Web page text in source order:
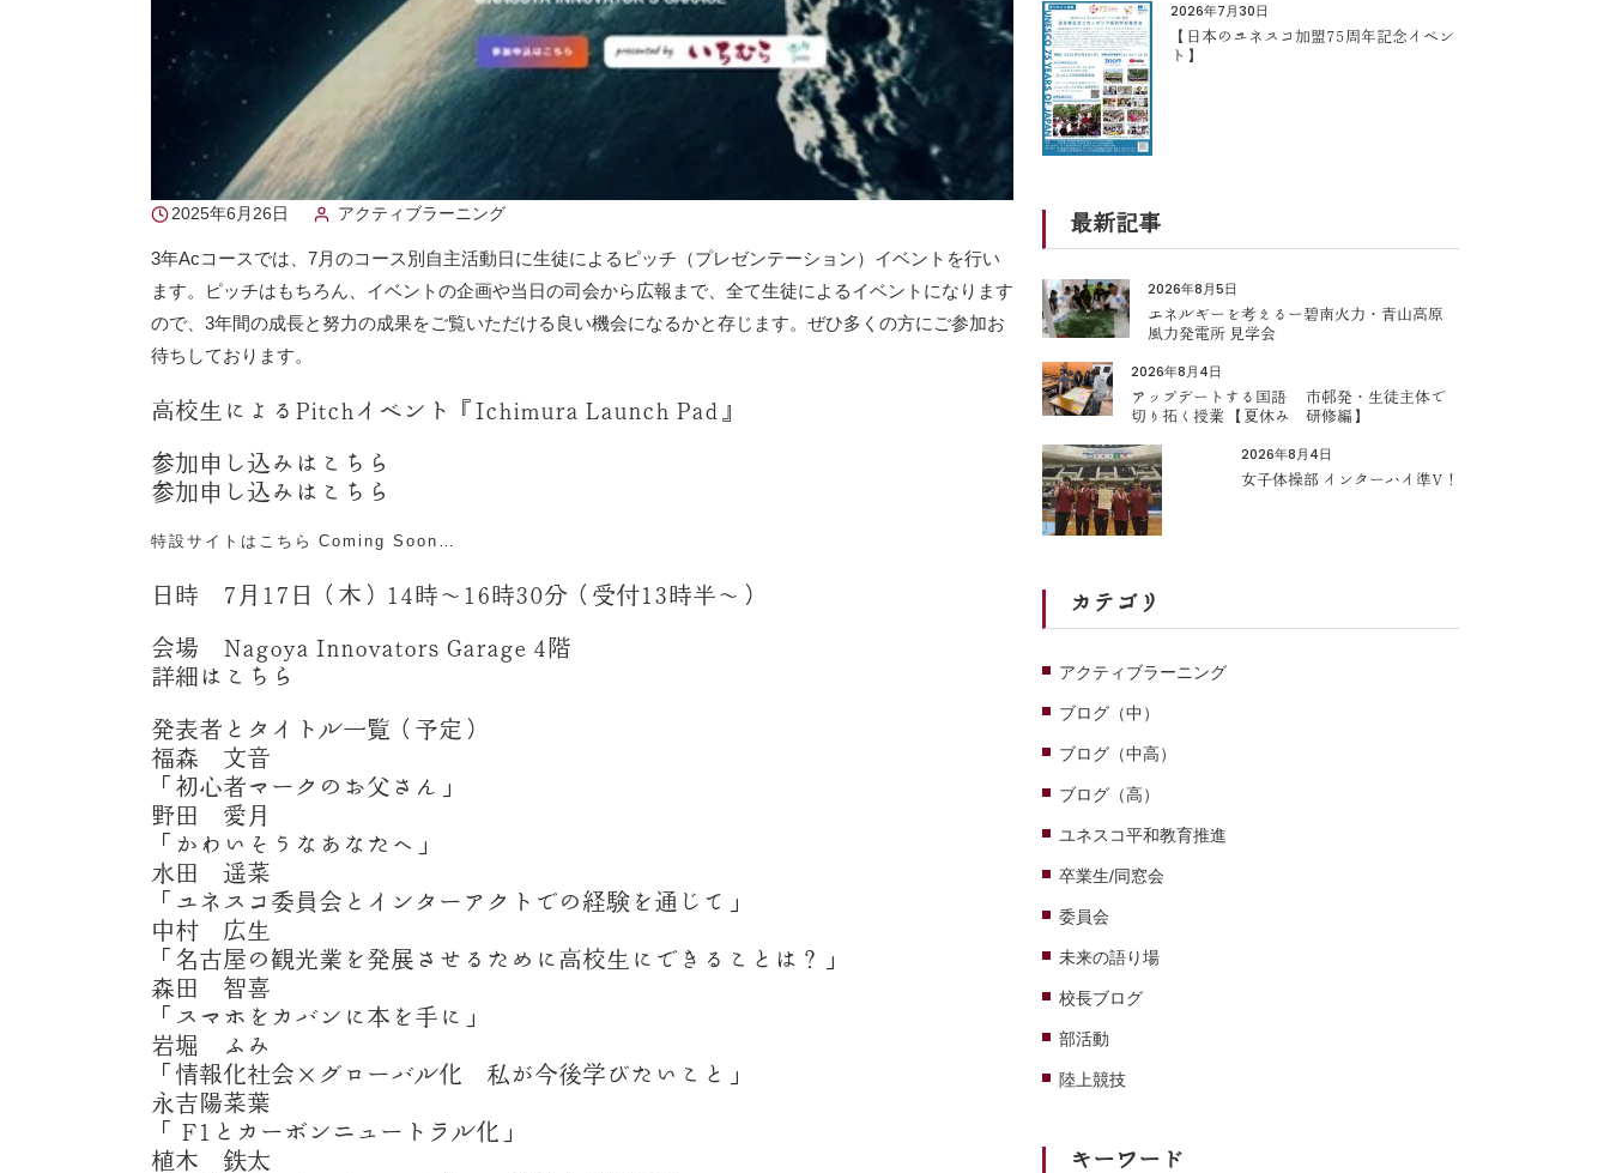
2025年6月26日 アクティブラーニング
3年Acコースでは、7月のコース別自主活動日に生徒によるピッチ（プレゼンテーション）イベントを行い
ます。ピッチはもちろん、イベントの企画や当日の司会から広報まで、全て生徒によるイベントになります
ので、3年間の成長と努力の成果をご覧いただける良い機会になるかと存じます。ぜひ多くの方にご参加お
待ちしております。
高校生によるPitchイベント『Ichimura Launch Pad』
参加申し込みは こちら
参加申し込みは こちら
特設サイトはこちら Coming Soon…
日時 7月17日（木）14時〜16時30分（受付13時半〜）
会場 Nagoya Innovators Garage 4階
詳細は こちら
発表者とタイトル一覧（予定）
福森 文音
「初心者マークのお父さん」
野田 愛月
「かわいそうなあなたへ」
水田 遥菜
「ユネスコ委員会とインターアクトでの経験を通じて」
中村 広生
「名古屋の観光業を発展させるために高校生にできることは？」
森田 智喜
「スマホをカバンに本を手に」
岩堀 ふみ
「情報化社会×グローバル化 私が今後学びたいこと」
永吉陽菜葉
「 F1とカーボンニュートラル化」
植木 鉄太
2026年7月30日
【日本のユネスコ加盟75周年記念イベン
ト】
最新記事
2026年8月5日
エネルギーを考えるー碧南火力・青山高原
風力発電所 見学会
2026年8月4日
アップデートする国語 市邨発・生徒主体で
切り拓く授業 【夏休み 研修編】
2026年8月4日
女子体操部 インターハイ準V！
カテゴリ
アクティブラーニング
ブログ（中）
ブログ（中高）
ブログ（高）
ユネスコ平和教育推進
卒業生/同窓会
委員会
未来の語り場
校長ブログ
部活動
陸上競技
キーワード